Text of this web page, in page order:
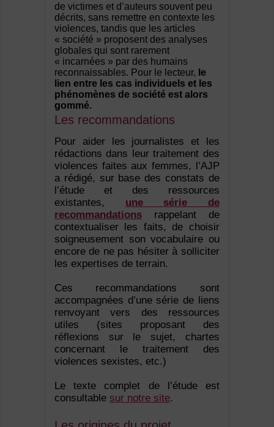
de victimes et d’auteurs souvent peu
décrits, sans remettre en contexte les
violences, tandis que les articles
« société » proposent des analyses
globales qui sont rarement
« incarnées » par des humains
reconnaissables. Pour le lecteur, le
lien entre les cas individuels et les
phénomènes de société est alors
gommé.
Les recommandations
Pour aider les journalistes et les
rédactions dans leur traitement des
violences faites aux femmes, l’AJP
a rédigé, sur base des constats de
l’étude et des ressources
existantes, une série de
recommandationsrappelant de
contextualiser les faits, de choisir
soigneusement son vocabulaire ou
encore de ne pas hésiter à solliciter
les expertises de terrain.
Ces recommandations sont
accompagnées d’une série de liens
renvoyant vers des ressources
utiles (sites proposant des
réflexions sur le sujet, chartes
concernant le traitement des
violences sexistes, etc.)
Le texte complet de l’étude est
consultable sur notre site.